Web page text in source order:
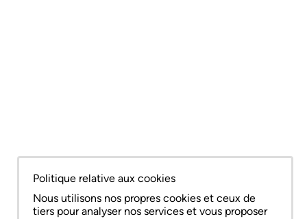
Politique relative aux cookies
Nous utilisons nos propres cookies et ceux de
tiers pour analyser nos services et vous proposer